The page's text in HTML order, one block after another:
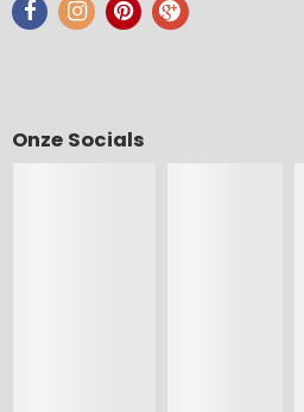
Onze Socials